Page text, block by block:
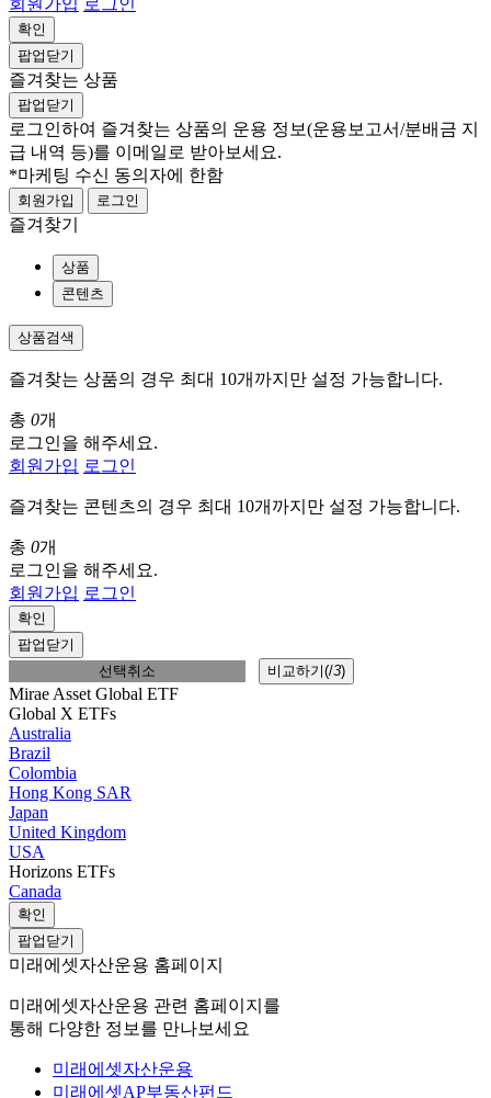
회원가입 로그인
확인
팝업닫기
즐겨찾는 상품
팝업닫기
로그인하여 즐겨찾는 상품의 운용 정보(운용보고서/분배금 지
급 내역 등)를 이메일로 받아보세요.
*마케팅 수신 동의자에 한함
회원가입 로그인
즐겨찾기
상품
콘텐츠
상품검색
즐겨찾는 상품의 경우 최대 10개까지만 설정 가능합니다.
총 0개
로그인을 해주세요.
회원가입 로그인
즐겨찾는 콘텐츠의 경우 최대 10개까지만 설정 가능합니다.
총 0개
로그인을 해주세요.
회원가입 로그인
확인
팝업닫기
선택취소
비교하기(/3)
Mirae Asset Global ETF
Global X ETFs
Australia
Brazil
Colombia
Hong Kong SAR
Japan
United Kingdom
USA
Horizons ETFs
Canada
확인
팝업닫기
미래에셋자산운용 홈페이지
미래에셋자산운용 관련 홈페이지를
통해 다양한 정보를 만나보세요
미래에셋자산운용
미래에셋AP부동산펀드